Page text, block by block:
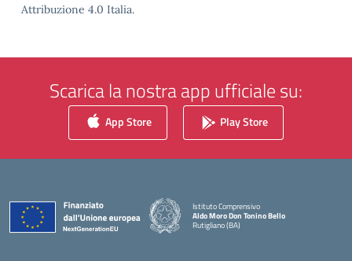
Attribuzione 4.0 Italia.
Scarica la nostra app ufficiale su:
App Store Play Store
Istituto Comprensivo
Aldo Moro Don Tonino Bello
Rutigliano (BA)
— Visita la pagina iniziale della scuola